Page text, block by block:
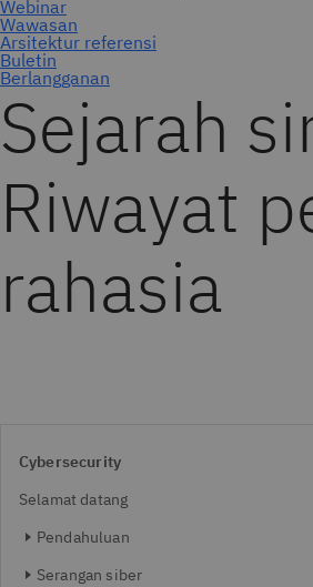
Berlangganan
Sejarah
Riwayat
rahasia
Cybersecurity
Selamat datang
Pendahuluan
Serangan siber